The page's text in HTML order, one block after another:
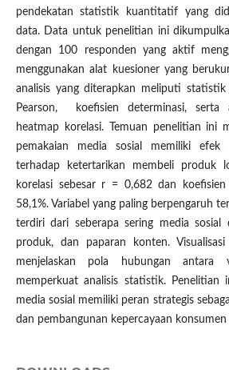
pendekatan statistik kuantitatif yang
data. Data untuk penelitian ini
dengan 100 responden yang aktif
menggunakan alat kuesioner yang
analisis yang diterapkan meliputi
Pearson, koefisien determinasi, serta
heatmap korelasi. Temuan penelitian ini
pemakaian media sosial memiliki
terhadap ketertarikan membeli produk
korelasi sebesar r = 0,682 dan koefisien
58,1%. Variabel yang paling berpengaruh
terdiri dari seberapa sering media sosial
produk, dan paparan konten.
menjelaskan pola hubungan antara
memperkuat analisis statistik. Penelitian
media sosial memiliki peran strategis
dan pembangunan kepercayaan